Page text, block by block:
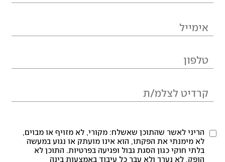
הריני לאשר שהתוכן שאשלח: מקורי, לא מזויף או מבוים,
לא מימנתי את הפקתו, הוא אינו מועתק או נגוע במעשה
בלתי חוקי כגון הסגת גבול ופגיעה בפרטיות. התוכן לא
הופק, לא נערך ולא עבר כל עיבוד באמצעות בינה